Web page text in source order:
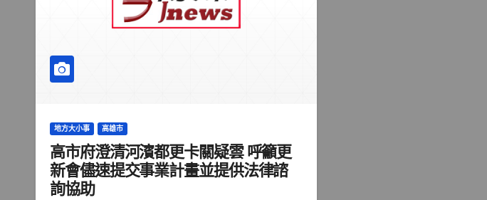
地方大小事 高雄市
高市府澄清河濱都更卡關疑雲 呼籲更
新會儘速提交事業計畫並提供法律諮
詢協助